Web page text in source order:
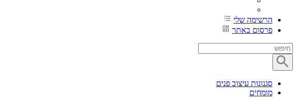
הרשימה שלי
פרסום באתר
סגנונות עיצוב פנים
מומחים